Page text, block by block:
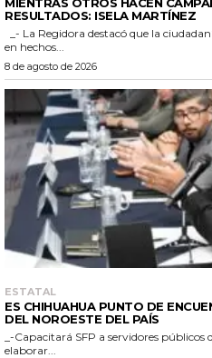
RESULTADOS: ISELA MARTÍNEZ
en hechos...
8 de agosto de 2026
ESTATAL
ES CHIHUAHUA PUNTO DE
DEL NOROESTE DEL PAÍS
_-Capacitará SFP a servidores
elaborar...